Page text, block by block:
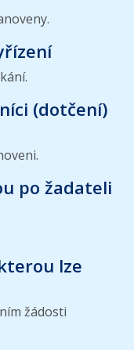
(dotčení)
po žadateli
lze
žádosti